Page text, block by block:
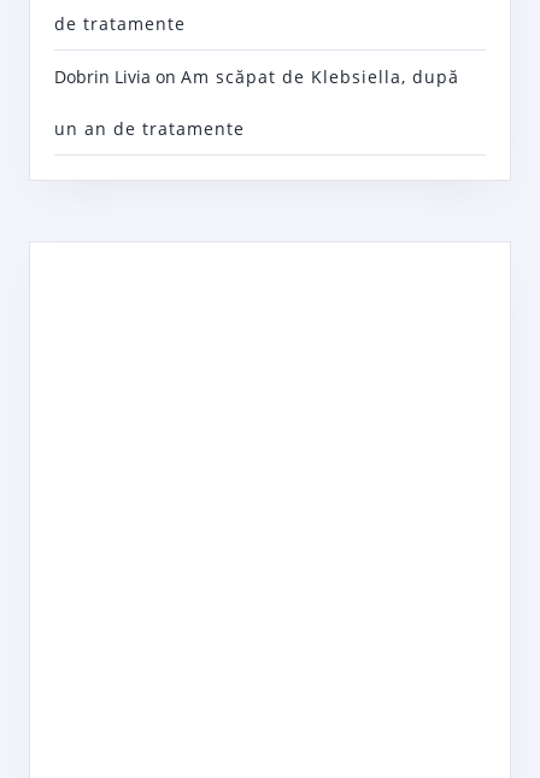
de tratamente
Dobrin Livia on Am scăpat de Klebsiella, după
un an de tratamente